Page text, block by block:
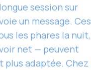
session sur
un message. Ces
les phares la nuit,
net — peuvent
plus adaptée. Chez